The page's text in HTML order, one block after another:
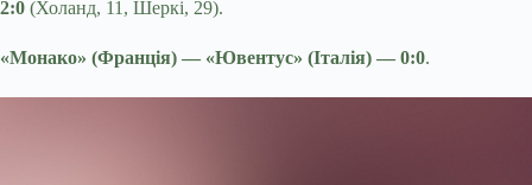
2:0 (Холанд, 11, Шеркі, 29).
«Монако» (Франція) — «Ювентус» (Італія) — 0:0.